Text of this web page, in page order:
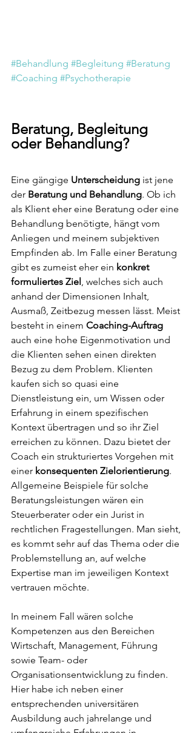
#Behandlung #Begleitung #Beratung
#Coaching #Psychotherapie
Beratung, Begleitung
oder Behandlung?
Eine gängige Unterscheidung ist jene
der Beratung und Behandlung. Ob ich
als Klient eher eine Beratung oder eine
Behandlung benötigte, hängt vom
Anliegen und meinem subjektiven
Empfinden ab. Im Falle einer Beratung
gibt es zumeist eher ein konkret
formuliertes Ziel , welches sich auch
anhand der Dimensionen Inhalt,
Ausmaß, Zeitbezug messen lässt. Meist
besteht in einem Coaching-Auftrag
auch eine hohe Eigenmotivation und
die Klienten sehen einen direkten
Bezug zu dem Problem. Klienten
kaufen sich so quasi eine
Dienstleistung ein, um Wissen oder
Erfahrung in einem spezifischen
Kontext übertragen und so ihr Ziel
erreichen zu können. Dazu bietet der
Coach ein strukturiertes Vorgehen mit
einer konsequenten Zielorientierung.
Allgemeine Beispiele für solche
Beratungsleistungen wären ein
Steuerberater oder ein Jurist in
rechtlichen Fragestellungen. Man sieht,
es kommt sehr auf das Thema oder die
Problemstellung an, auf welche
Expertise man im jeweiligen Kontext
vertrauen möchte.
In meinem Fall wären solche
Kompetenzen aus den Bereichen
Wirtschaft, Management, Führung
sowie Team- oder
Organisationsentwicklung zu finden.
Hier habe ich neben einer
entsprechenden universitären
Ausbildung auch jahrelange und